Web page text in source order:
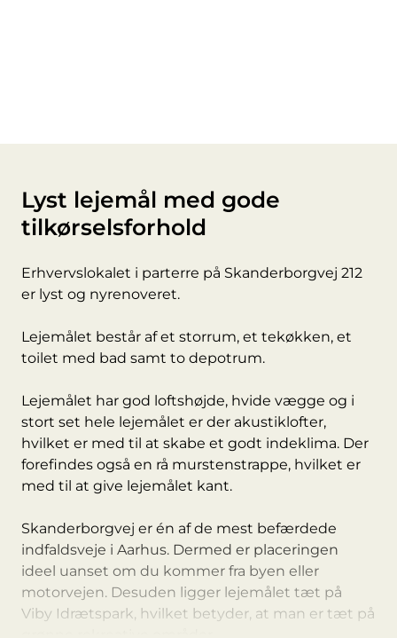
Lyst lejemål med gode
tilkørselsforhold
Erhvervslokalet i parterre på Skanderborgvej 212
er lyst og nyrenoveret.
Lejemålet består af et storrum, et tekøkken, et
toilet med bad samt to depotrum.
Lejemålet har god loftshøjde, hvide vægge og i
stort set hele lejemålet er der akustiklofter,
hvilket er med til at skabe et godt indeklima. Der
forefindes også en rå murstenstrappe, hvilket er
med til at give lejemålet kant.
Skanderborgvej er én af de mest befærdede
indfaldsveje i Aarhus. Dermed er placeringen
ideel uanset om du kommer fra byen eller
motorvejen. Desuden ligger lejemålet tæt på
Viby Idrætspark, hvilket betyder, at man er tæt på